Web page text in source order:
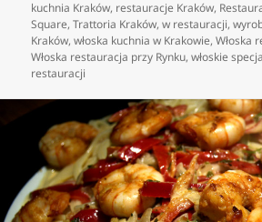
kuchnia Kraków, restauracje Kraków,
Square,Trattoria Kraków,w restauracji,
Kraków,włoska kuchnia w Krakowie,Włoska
Włoska restauracja przy Rynku,włoskie
restauracji